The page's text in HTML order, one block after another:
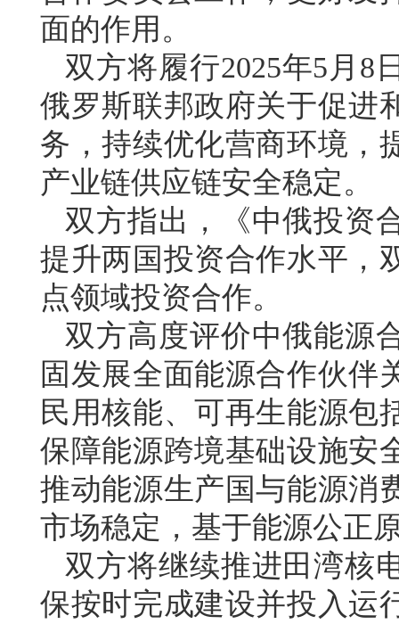
面的作用。
双方将履行2025年5月8
俄罗斯联邦政府关于促进
务，持续优化营商环境，
产业链供应链安全稳定。
双方指出，《中俄投资
提升两国投资合作水平，
点领域投资合作。
双方高度评价中俄能源
固发展全面能源合作伙伴
民用核能、可再生能源包
保障能源跨境基础设施安
推动能源生产国与能源消
市场稳定，基于能源公正
双方将继续推进田湾核
保按时完成建设并投入运